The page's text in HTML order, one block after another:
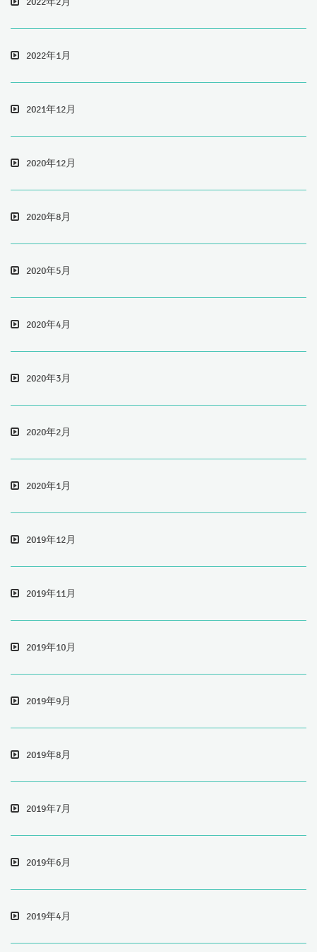
2022年1月
2021年12月
2020年12月
2020年8月
2020年5月
2020年4月
2020年3月
2020年2月
2020年1月
2019年12月
2019年11月
2019年10月
2019年9月
2019年8月
2019年7月
2019年6月
2019年4月